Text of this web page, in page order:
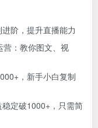
阶，提升直播能力
营：教你图文、视
，新手小白复制
定破1000+，只需简